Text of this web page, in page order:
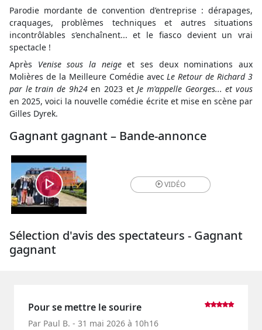
Parodie mordante de convention d’entreprise : dérapages,
craquages, problèmes techniques et autres situations
incontrôlables s’enchaînent... et le fiasco devient un vrai
spectacle !
Après Venise sous la neigeet ses deux nominations aux
Molières de la Meilleure Comédie avecLe Retour de Richard 3
par le train de 9h24en 2023 etJe m'appelle Georges... et vous
en 2025, voici la nouvelle comédie écrite et mise en scène par
Gilles Dyrek.
Gagnant gagnant – Bande-annonce
VIDÉO
Sélection d'avis des spectateurs - Gagnant
gagnant
Pour se mettre le sourire
Par Paul B. - 31 mai 2026 à 10h16